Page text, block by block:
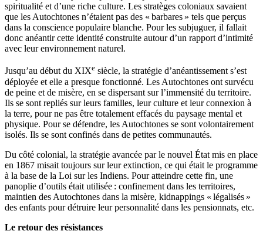
spiritualité et d’une riche culture. Les stratèges coloniaux savaient
que les Autochtones n’étaient pas des « barbares » tels que perçus
dans la conscience populaire blanche. Pour les subjuguer, il fallait
donc anéantir cette identité construite autour d’un rapport d’intimité
avec leur environnement naturel.
Jusqu’au début du XIXe siècle, la stratégie d’anéantissement s’est
déployée et elle a presque fonctionné. Les Autochtones ont survécu
de peine et de misère, en se dispersant sur l’immensité du territoire.
Ils se sont repliés sur leurs familles, leur culture et leur connexion à
la terre, pour ne pas être totalement effacés du paysage mental et
physique. Pour se défendre, les Autochtones se sont volontairement
isolés. Ils se sont confinés dans de petites communautés.
Du côté colonial, la stratégie avancée par le nouvel État mis en place
en 1867 misait toujours sur leur extinction, ce qui était le programme
à la base de la Loi sur les Indiens. Pour atteindre cette fin, une
panoplie d’outils était utilisée : confinement dans les territoires,
maintien des Autochtones dans la misère, kidnappings « légalisés »
des enfants pour détruire leur personnalité dans les pensionnats, etc.
Le retour des résistances